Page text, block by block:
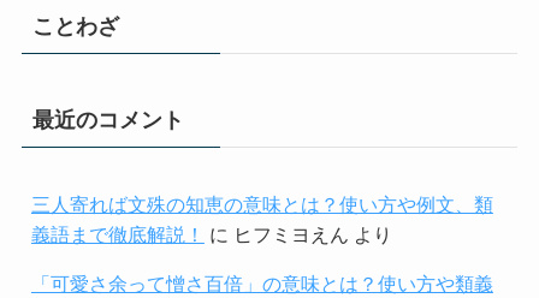
ことわざ
最近のコメント
三人寄れば文殊の知恵の意味とは？使い方や例文、類
義語まで徹底解説！
に ヒフミヨえん より
「可愛さ余って憎さ百倍」の意味とは？使い方や類義